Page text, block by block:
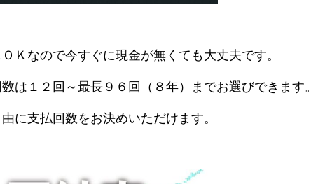
Ｋなので今すぐに現金が無くても大丈夫です。
は１２回～最長９６回（８年）までお選びできます。
に支払回数をお決めいただけます。